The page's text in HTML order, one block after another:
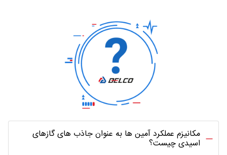
مکانیزم عملکرد آمین ها به عنوان جاذب های گازهای
اسیدی چیست؟